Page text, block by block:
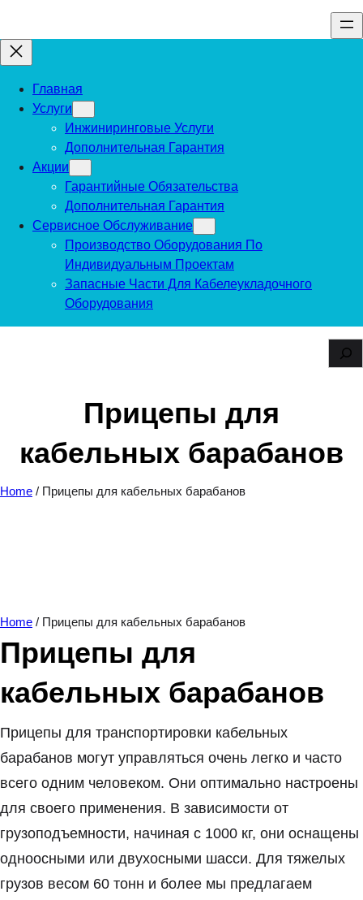
к
содержимому
Главная
Услуги
Инжиниринговые Услуги
Дополнительная Гарантия
Акции
Гарантийные Обязательства
Дополнительная Гарантия
Сервисное Обслуживание
Производство Оборудования По
Индивидуальным Проектам
Запасные Части Для Кабелеукладочного
Оборудования
c
Прицепы для
кабельных барабанов
Home / Прицепы для кабельных барабанов
Home / Прицепы для кабельных барабанов
Прицепы для
кабельных барабанов
Прицепы для транспортировки кабельных
барабанов могут управляться очень легко и часто
всего одним человеком. Они оптимально настроены
для своего применения. В зависимости от
грузоподъемности, начиная с 1000 кг, они оснащены
одноосными или двухосными шасси. Для тяжелых
грузов весом 60 тонн и более мы предлагаем